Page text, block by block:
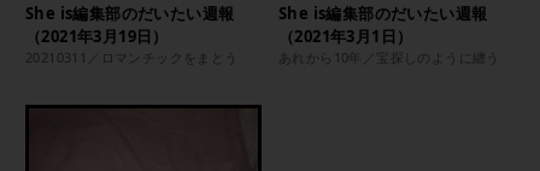
She is編集部のだいたい週報
（2021年3月19日）
20210311／ロマンチックをまとう
She is編集部のだいたい週報
（2021年3月1日）
あれから10年／宝探しのように纏う